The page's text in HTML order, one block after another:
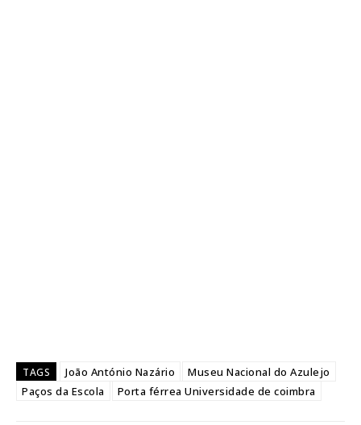
TAGS João António Nazário
Museu Nacional do Azulejo
Paços da Escola
Porta férrea Universidade de coimbra